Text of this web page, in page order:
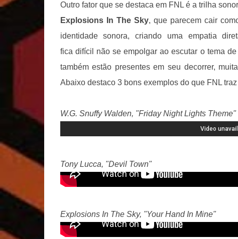
Outro fator que se destaca em FNL é a trilha
Explosions In The Sky, que parecem cair
identidade sonora, criando uma empatia
fica difícil não se empolgar ao escutar o tema
também estão presentes em seu decorrer,
Abaixo destaco 3 bons exemplos do que FNL
W.G. Snuffy Walden, "Friday Night Lights Theme"
Tony Lucca, "Devil Town"
Explosions In The Sky, "Your Hand In Mine"